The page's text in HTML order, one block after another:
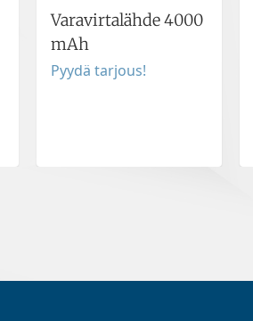
Varavirtalähde 4000
mAh
Pyydä tarjous!